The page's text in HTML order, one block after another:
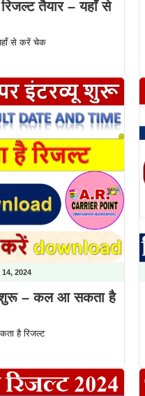
रिजल्ट तैयार – यहाँ से
यहाँ से करें चेक
2024
शुरू – कल आ सकता है
है रिजल्ट